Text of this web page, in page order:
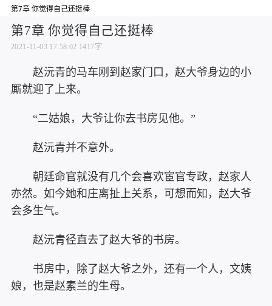
第7章 你觉得自己还挺棒
第7章 你觉得自己还挺棒
2021-11-03 17:58:02 1417字
赵沅青的马车刚到赵家门口，赵大爷身边的小
厮就迎了上来。
“二姑娘，大爷让你去书房见他。”
赵沅青并不意外。
朝廷命官就没有几个会喜欢宦官专政，赵家人
亦然。如今她和庄离扯上关系，可想而知，赵大爷
会多生气。
赵沅青径直去了赵大爷的书房。
书房中，除了赵大爷之外，还有一个人，文姨
娘，也是赵素兰的生母。